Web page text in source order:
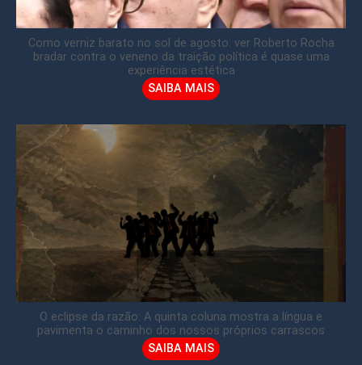
Como verniz barato no sol de agosto: ver Roberto Rocha
bradar contra o veneno da traição política é quase uma
experiência estética
SAIBA MAIS
O eclipse da razão: A quinta coluna mostra a língua e
pavimenta o caminho dos nossos próprios carrascos
SAIBA MAIS